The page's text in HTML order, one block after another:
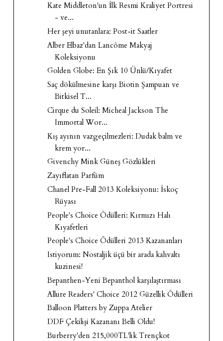
Kate Middleton'un İlk Resmi Kraliyet Portresi
- ve...
Her şeyi unutanlara: Post-it Saatler
Alber Elbaz'dan Lancôme Makyaj
Koleksiyonu
Golden Globe: En Şık 10 Ünlü/Kıyafet
Saç dökülmesine karşı Biotin Şampuan ve
Bitkisel T...
Cirque du Soleil: Micheal Jackson The
Immortal Wor...
Kış ayının vazgeçilmezleri: Dudak balm ve
krem yor...
Givenchy Mink Güneş Gözlükleri
Zayıflatan Parfüm
Chanel Pre-Fall 2013 Koleksiyonu: İskoç
Rüyası
People's Choice Ödülleri: Kırmızı Halı
Kıyafetleri
People's Choice Ödülleri 2013 Kazananları
Istiyorum: Nostaljik üçü bir arada kahvaltı
kuzinesi!
Bepanthen-Yeni Bepanthol karşılaştırması
Allure Readers' Choice 2012 Güzellik Ödülleri
Balloon Platters by Zuppa Atelier
DDF Çekilişi Kazananı Belli Oldu!
Burberry'den 215,000TL'lik Trençkot